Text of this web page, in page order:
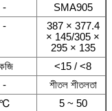
-
SMA905
-
387 × 377.4
× 145/305 ×
295 × 135
<15 / <8
-
শীতল শীতলতা
℃
5 ~ 50